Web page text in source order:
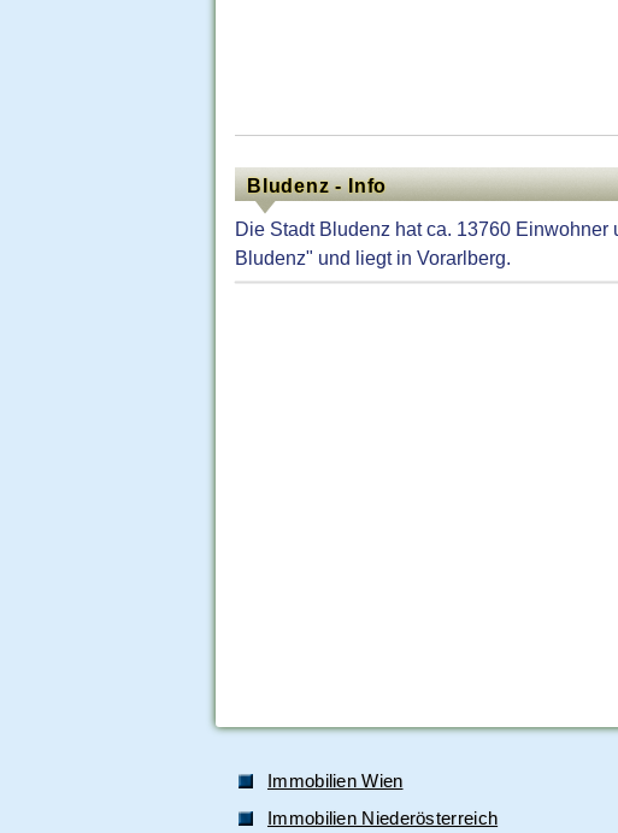
Bludenz - Info
Die Stadt Bludenz hat ca. 13760
Bludenz" und liegt in Vorarlberg.
Immobilien Wien
Immobilien Niederösterreich